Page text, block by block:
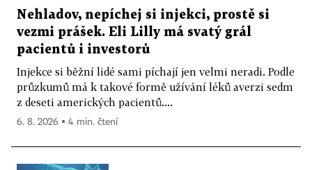
Nehladov, nepíchej si injekci, prostě si
vezmi prášek. Eli Lilly má svatý grál
pacientů i investorů
Injekce si běžní lidé sami píchají jen velmi neradi. Podle
průzkumů má k takové formě užívání léků averzi sedm
z deseti amerických pacientů....
6. 8. 2026 ▪ 4 min. čtení